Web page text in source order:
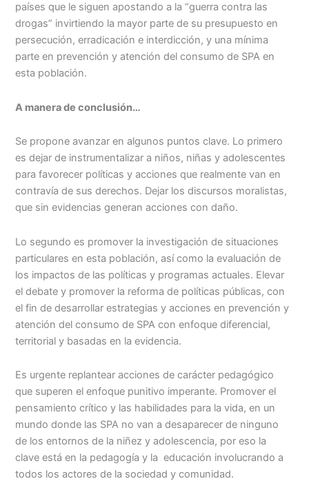
países que le siguen apostando a la “guerra contra las
drogas” invirtiendo la mayor parte de su presupuesto en
persecución, erradicación e interdicción, y una mínima
parte en prevención y atención del consumo de SPA en
esta población.
A manera de conclusión…
Se propone avanzar en algunos puntos clave. Lo primero
es dejar de instrumentalizar a niños, niñas y adolescentes
para favorecer políticas y acciones que realmente van en
contravía de sus derechos. Dejar los discursos moralistas,
que sin evidencias generan acciones con daño.
Lo segundo es promover la investigación de situaciones
particulares en esta población, así como la evaluación de
los impactos de las políticas y programas actuales. Elevar
el debate y promover la reforma de políticas públicas, con
el fin de desarrollar estrategias y acciones en prevención y
atención del consumo de SPA con enfoque diferencial,
territorial y basadas en la evidencia.
Es urgente replantear acciones de carácter pedagógico
que superen el enfoque punitivo imperante. Promover el
pensamiento crítico y las habilidades para la vida, en un
mundo donde las SPA no van a desaparecer de ninguno
de los entornos de la niñez y adolescencia, por eso la
clave está en la pedagogía y la educación involucrando a
todos los actores de la sociedad y comunidad.